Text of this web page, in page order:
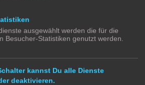
Übersetzung durch
| Nutzungsbedingungen
Bürenwerder nach Klingsiel
ausgewählt werden die für die
Besucher-Statistiken genutzt werden.
kannst Du alle Dienste
deaktivieren.